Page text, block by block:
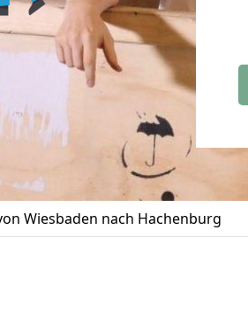
Wiesbaden nach Hachenburg